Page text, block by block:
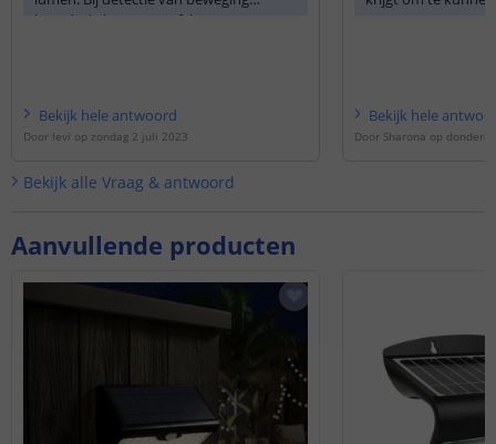
Aanvullende producten
brandt de lamp extra fel op 1000
Bekijk hele antwoord
Door levi op zondag 2 juli 2023
Bekijk hele
Door Sharona op
Bekijk alle Vraag & antwoord